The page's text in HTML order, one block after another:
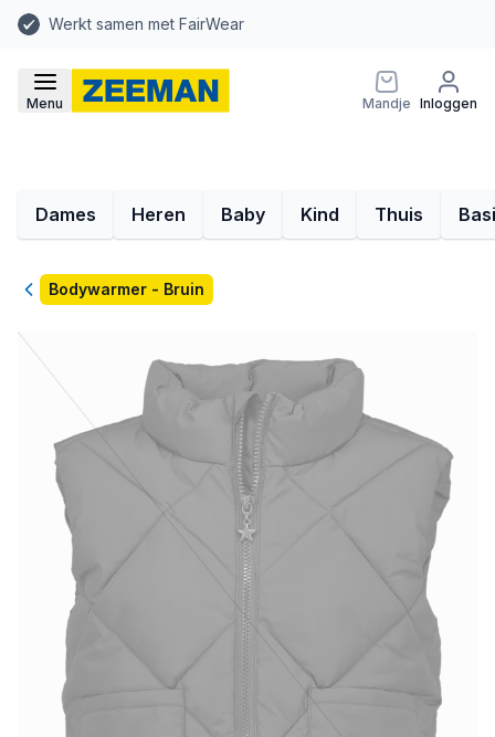
Werkt samen met FairWear
Menu Mandje Inloggen
Dames Heren Baby Kind Thuis
TerugBodywarmer - Bruin